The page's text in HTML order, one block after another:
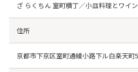
ざ らくちん 室町横丁／小皿料理とワイ
住所
京都市下京区室町通綾小路下ル白楽天町